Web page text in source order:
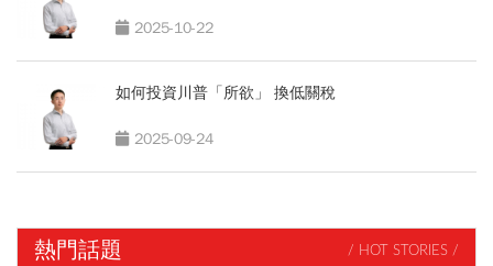
2025-10-22
如何投資川普「所欲」 換低關稅
2025-09-24
熱門話題 / HOT STORIES /